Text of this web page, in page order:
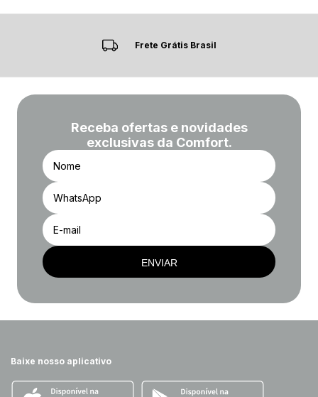
Receba ofertas e novidades
exclusivas da Comfort.
ENVIAR
Baixe nosso aplicativo